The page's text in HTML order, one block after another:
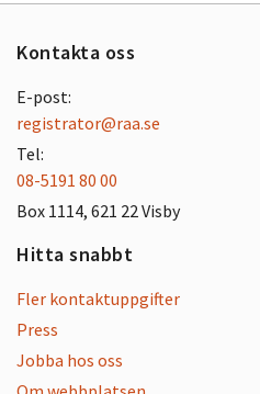
Kontakta oss
E-post:
registrator@raa.se
Tel:
08-5191 80 00
Box 1114, 621 22 Visby
Hitta snabbt
Fler kontaktuppgifter
Press
Jobba hos oss